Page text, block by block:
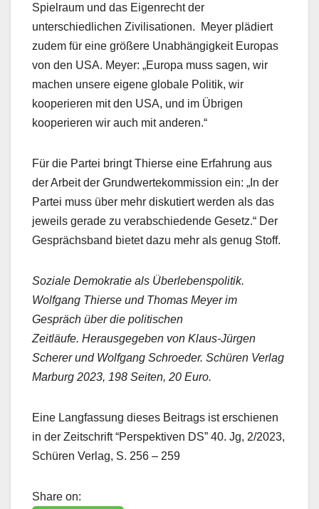
Spielraum und das Eigenrecht der
unterschiedlichen Zivilisationen. Meyer plädiert
zudem für eine größere Unabhängigkeit Europas
von den USA. Meyer: „Europa muss sagen, wir
machen unsere eigene globale Politik, wir
kooperieren mit den USA, und im Übrigen
kooperieren wir auch mit anderen.“
Für die Partei bringt Thierse eine Erfahrung aus
der Arbeit der Grundwertekommission ein: „In der
Partei muss über mehr diskutiert werden als das
jeweils gerade zu verabschiedende Gesetz.“ Der
Gesprächsband bietet dazu mehr als genug Stoff.
Soziale Demokratie als Überlebenspolitik.
Wolfgang Thierse und Thomas Meyer im
Gespräch über die politischen
Zeitläufe. Herausgegeben von Klaus-Jürgen
Scherer und Wolfgang Schroeder. Schüren Verlag
Marburg 2023, 198 Seiten, 20 Euro.
Eine Langfassung dieses Beitrags ist erschienen
in der Zeitschrift “Perspektiven DS” 40. Jg, 2/2023,
Schüren Verlag, S. 256 – 259
Share on: